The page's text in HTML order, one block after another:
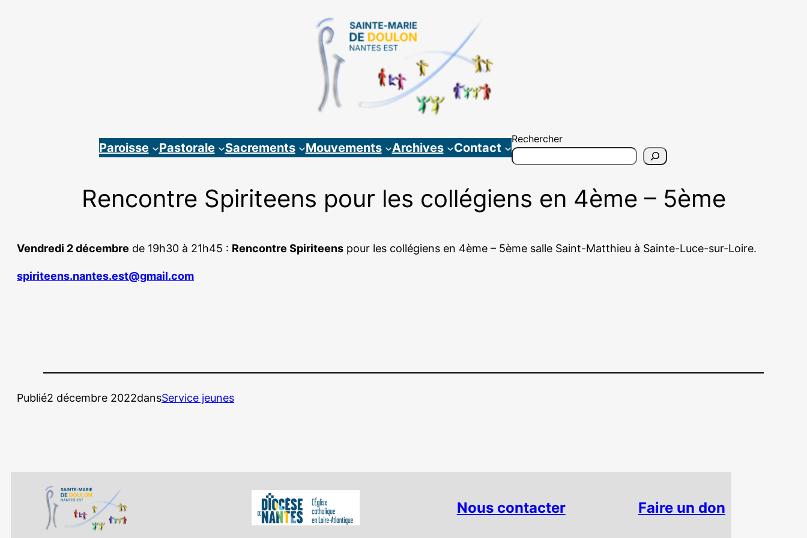
Paroisse Pastorale Sacrements Mouvements Archives Contact
Rechercher
Rencontre Spiriteens pour les collégiens en 4ème – 5ème
Vendredi 2 décembre de 19h30 à 21h45 : Rencontre Spiriteens pour les collégiens en 4ème – 5ème salle Saint-Matthieu à Sainte-Luce-sur-Loire.
spiriteens.nantes.est@gmail.com
Publié2 décembre 2022dansService jeunes
Nous contacter Faire un don